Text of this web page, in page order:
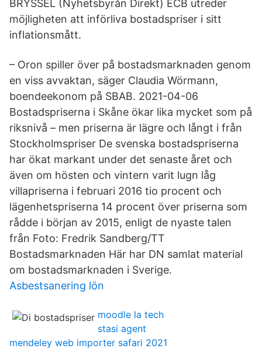
BRYSSEL (Nyhetsbyrån Direkt) ECB utreder
möjligheten att införliva bostadspriser i sitt
inflationsmått.
– Oron spiller över på bostadsmarknaden genom
en viss avvaktan, säger Claudia Wörmann,
boendeekonom på SBAB. 2021-04-06
Bostadspriserna i Skåne ökar lika mycket som på
riksnivå – men priserna är lägre och långt i från
Stockholmspriser De svenska bostadspriserna
har ökat markant under det senaste året och
även om hösten och vintern varit lugn låg
villapriserna i februari 2016 tio procent och
lägenhetspriserna 14 procent över priserna som
rådde i början av 2015, enligt de nyaste talen
från Foto: Fredrik Sandberg/TT
Bostadsmarknaden Här har DN samlat material
om bostadsmarknaden i Sverige.
Asbestsanering lön
moodle la tech
stasi agent
mendeley web importer safari 2021